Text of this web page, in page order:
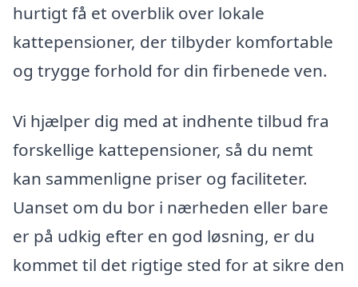
hurtigt få et overblik over lokale
kattepensioner, der tilbyder komfortable
og trygge forhold for din firbenede ven.
Vi hjælper dig med at indhente tilbud fra
forskellige kattepensioner, så du nemt
kan sammenligne priser og faciliteter.
Uanset om du bor i nærheden eller bare
er på udkig efter en god løsning, er du
kommet til det rigtige sted for at sikre den